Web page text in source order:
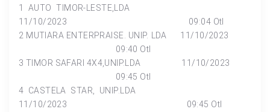
1 AUTO TIMOR-LESTE,LDA
11/10/2023 09:04 Otl
2 MUTIARA ENTERPRAISE. UNIP. LDA 11/10/2023
09:40 Otl
3 TIMOR SAFARI 4X4,UNIP.LDA 11/10/2023
09:45 Otl
4 CASTELA STAR, UNIP.LDA
11/10/2023 09:45 Otl